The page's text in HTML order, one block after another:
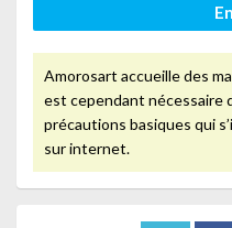
Amorosart accueille des
est cependant nécessaire
précautions basiques qui
sur internet.